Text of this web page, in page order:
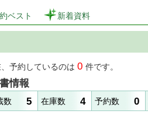
ベスト 新着資料
予約しているのは 0 件です。
情報
数 5 在庫数 4 予約数 0